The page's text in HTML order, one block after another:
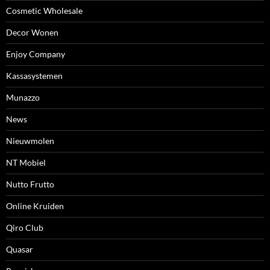
Cosmetic Wholesale
Decor Wonen
Enjoy Company
Kassasystemen
Munazzo
News
Nieuwmolen
NT Mobiel
Nutto Frutto
Online Kruiden
Qiro Club
Quasar